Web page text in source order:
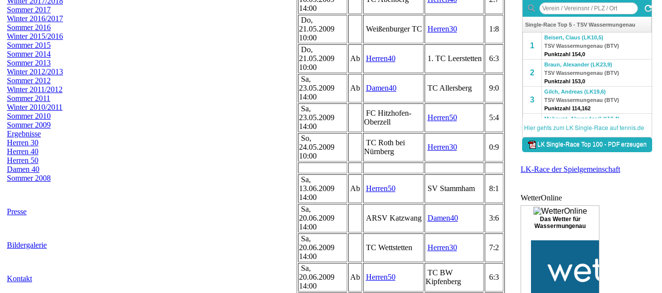
Sommer 2017
Winter 2016/2017
Sommer 2016
Winter 2015/2016
Sommer 2015
Sommer 2014
Sommer 2013
Winter 2012/2013
Sommer 2012
Winter 2011/2012
Sommer 2011
Winter 2010/2011
Sommer 2010
Sommer 2009
Ergebnisse
Herren 30
Herren 40
Herren 50
Damen 40
Sommer 2008
Presse
Bildergalerie
Kontakt
14:00
Do,
21.05.2009
10:00
Weißenburger TC Herren30 1:8
Do,
21.05.2009
10:00
Ab Herren40 1. TC Leerstetten 6:3
Sa,
23.05.2009
14:00
Ab Damen40 TC Allersberg 9:0
Sa,
23.05.2009
14:00
FC Hitzhofen-
Oberzell
Herren50 5:4
So,
24.05.2009
10:00
TC Roth bei
Nürnberg
Herren30 0:9
Sa,
13.06.2009
14:00
Ab Herren50 SV Stammham 8:1
Sa,
20.06.2009
14:00
ARSV Katzwang Damen40 3:6
Sa,
20.06.2009
14:00
TC Wettstetten Herren30 7:2
Sa,
20.06.2009
14:00
Ab Herren50
TC BW
Kipfenberg
6:3
LK-Race der Spielgemeinschaft
WetterOnline
Das Wetter für
Wassermungenau